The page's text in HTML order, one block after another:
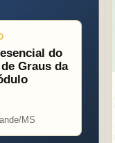
do
Graus da
MS
IS Roza